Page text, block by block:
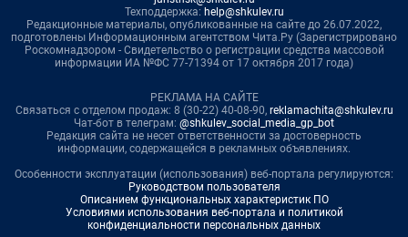
Техподдержка: help@shkulev.ru
Редакционные материалы, опубликованные на сайте до 26.07.2022,
подготовлены Информационным агентством Чита.Ру (Зарегистрировано
Роскомнадзором - Свидетельство о регистрации средства массовой
информации ИА №ФС 77-71394 от 17 октября 2017 года)
РЕКЛАМА НА САЙТЕ
Связаться с отделом продаж: 8 (30-22) 40-08-90, reklamachita@shkulev.ru
Чат-бот в телеграм: @shkulev_social_media_gp_bot
Редакция сайта не несет ответственности за достоверность
информации, содержащейся в рекламных объявлениях.
Особенности эксплуатации (использования) веб-портала регулируются:
Руководством пользователя
Описанием функциональных характеристик ПО
Условиями использования веб-портала и политикой
конфиденциальности персональных данных